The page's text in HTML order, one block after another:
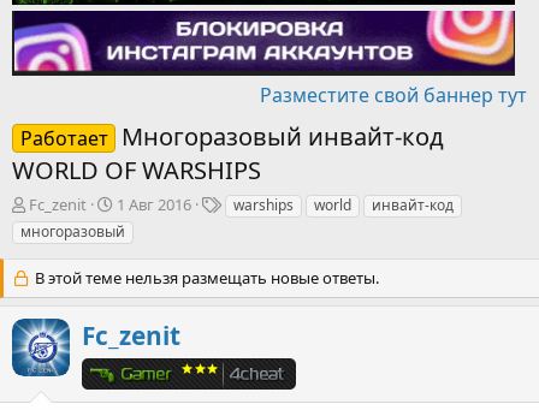
Разместите свой баннер тут
Работает
Многоразовый инвайт-код
WORLD OF WARSHIPS
А
в
т
о
р
е
м
ы
Fc_zenit
Д
а
т
н
ч
а
л
а
1 Авг 2016
Тwarships world
инвайт-код
многоразовый
В этой теме нельзя размещать новые ответы.
Fc_zenit